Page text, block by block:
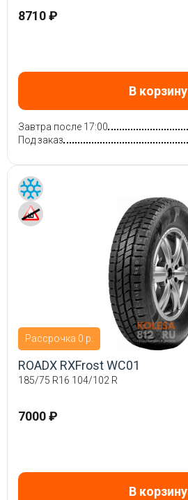
8710 ₽
В корзину
Завтра после 17:00
Под заказ
Рассрочка 0 р.
ROADX RXFrost WC01
185/75 R16 104/102 R
7000 ₽
В корзину